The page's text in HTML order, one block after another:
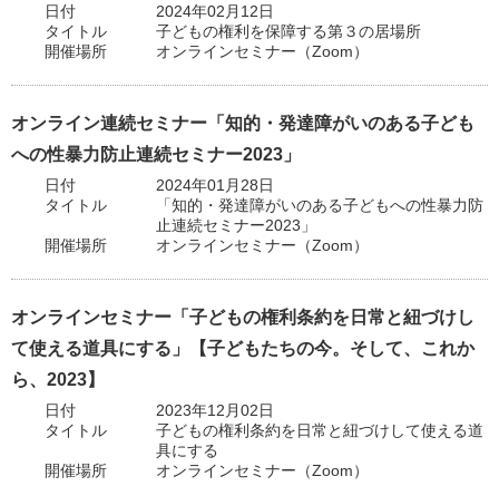
日付
2024年02月12日
タイトル
子どもの権利を保障する第３の居場所
開催場所
オンラインセミナー（Zoom）
オンライン連続セミナー「知的・発達障がいのある子ども
への性暴力防止連続セミナー2023」
日付
2024年01月28日
タイトル
「知的・発達障がいのある子どもへの性暴力防
止連続セミナー2023」
開催場所
オンラインセミナー（Zoom）
オンラインセミナー「子どもの権利条約を日常と紐づけし
て使える道具にする」【子どもたちの今。そして、これか
ら、2023】
日付
2023年12月02日
タイトル
子どもの権利条約を日常と紐づけして使える道
具にする
開催場所
オンラインセミナー（Zoom）